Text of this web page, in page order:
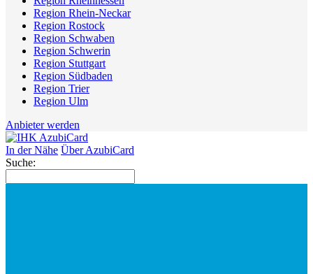
Region Rhein-Neckar
Region Rostock
Region Schwaben
Region Schwerin
Region Stuttgart
Region Südbaden
Region Trier
Region Ulm
Anbieter werden
In der Nähe Über AzubiCard
Suche: